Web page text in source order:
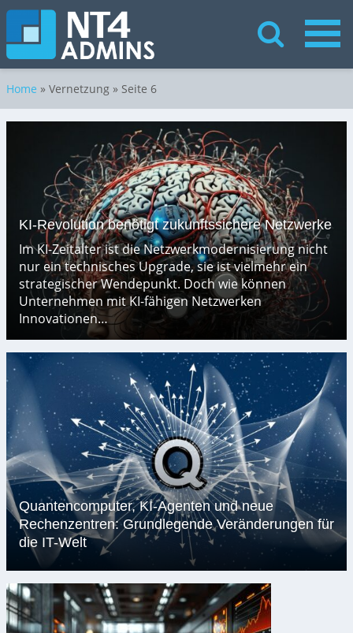
Home » Vernetzung » Seite 6
KI-Revolution benötigt zukunftssichere Netzwerke
Im KI-Zeitalter ist die Netzwerkmodernisierung nicht
nur ein technisches Upgrade, sie ist vielmehr ein
strategischer Wendepunkt. Doch wie können
Unternehmen mit KI-fähigen Netzwerken
Innovationen…
Quantencomputer, KI-Agenten und neue
Rechenzentren: Grundlegende Veränderungen für
die IT-Welt